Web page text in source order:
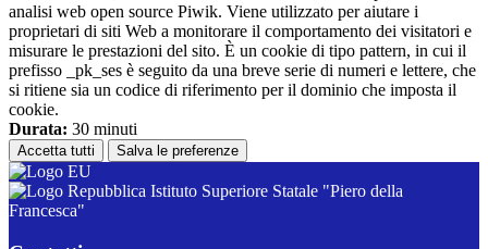
analisi web open source Piwik. Viene utilizzato per aiutare i
proprietari di siti Web a monitorare il comportamento dei visitatori e
misurare le prestazioni del sito. È un cookie di tipo pattern, in cui il
prefisso _pk_ses è seguito da una breve serie di numeri e lettere, che
si ritiene sia un codice di riferimento per il dominio che imposta il
cookie.
Durata: 30 minuti
Accetta tutti Salva le preferenze
Istituto Superiore Statale "Piero della
Francesca"